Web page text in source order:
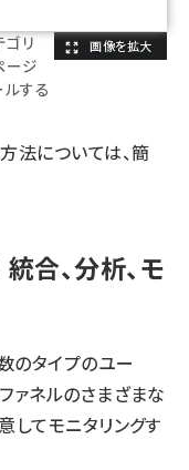
ゴリ
ージ
する
法については、簡
合、分析、モ
のタイプのユー
ァネルのさまざまな
してモニタリングす